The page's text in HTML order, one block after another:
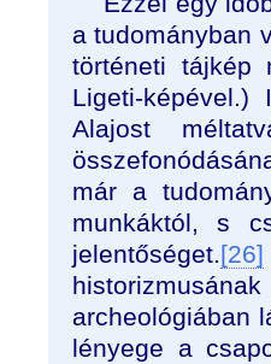
a tudományban
történeti tájkép
Ligeti-
Alajost
már a
munkáktól, s
jelentőséget.[26]
archeológiában
lényege a